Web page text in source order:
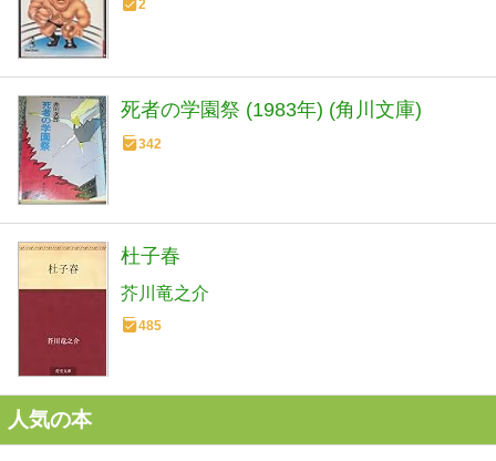
2
死者の学園祭 (1983年) (角川文庫)
342
杜子春
芥川竜之介
485
人気の本